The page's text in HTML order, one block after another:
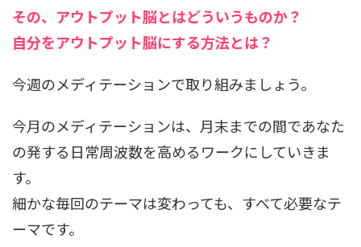
その、アウトプット脳とはどういうものか？
自分をアウトプット脳にする方法とは？
今週のメディテーションで取り組みましょう。
今月のメディテーションは、月末までの間であなた
の発する日常周波数を高めるワークにしていきま
す。
細かな毎回のテーマは変わっても、すべて必要なテ
ーマです。